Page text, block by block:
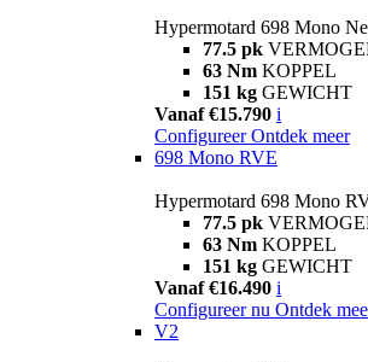
Hypermotard 698 Mono
77.5 pk
63 Nm KOPPEL
151 kg GEWICHT
Vanaf €15.790 i
Configureer Ontdek meer
698 Mono RVE
Hypermotard 698 Mono
77.5 pk
63 Nm KOPPEL
151 kg GEWICHT
Vanaf €16.490 i
Configureer nu Ontdek
V2